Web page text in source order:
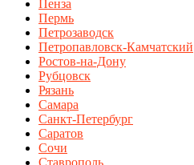
Пенза
Пермь
Петрозаводск
Петропавловск-Камчатский
Ростов-на-Дону
Рубцовск
Рязань
Самара
Санкт-Петербург
Саратов
Сочи
Ставрополь